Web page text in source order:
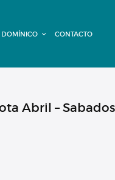
DOMÍNICO CONTACTO
Abril – Sabados